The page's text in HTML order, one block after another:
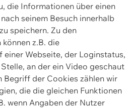
die Informationen über einen
seinem Besuch innerhalb
speichern. Zu den
z.B. die
einer Webseite, der Loginstatus,
an der ein Video geschaut
Begriff der Cookies zählen wir
die die gleichen Funktionen
wenn Angaben der Nutzer